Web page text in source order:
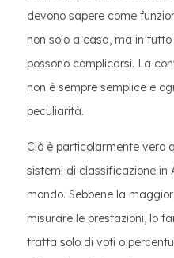
devono sapere come
non solo a casa, ma in
possono complicarsi. La
non è sempre semplice e
peculiarità.
Ciò è particolarmente vero
sistemi di classificazione in
mondo. Sebbene la
misurare le prestazioni, lo
tratta solo di voti o